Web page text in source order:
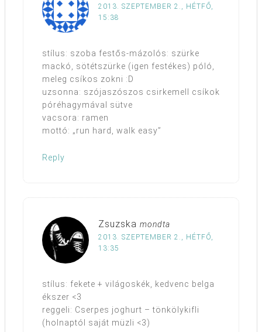
2013. SZEPTEMBER 2., HÉTFŐ,
15:38
stílus: szoba festős-mázolós: szürke
mackó, sötétszürke (igen festékes) póló,
meleg csíkos zokni :D
uzsonna: szójaszószos csirkemell csíkok
póréhagymával sütve
vacsora: ramen
mottó: „run hard, walk easy”
Reply
Zsuzska mondta
2013. SZEPTEMBER 2., HÉTFŐ,
13:35
stílus: fekete + világoskék, kedvenc belga
ékszer <3
reggeli: Cserpes joghurt – tönkölykifli
(holnaptól saját müzli <3)